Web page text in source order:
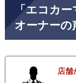
「エコカ
オーナーの
店舗